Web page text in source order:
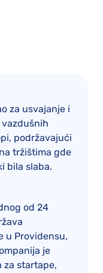
za usvajanje i
podržavajući
tržištima gde
bila slaba.
od 24
u Providensu,
je
za startape,